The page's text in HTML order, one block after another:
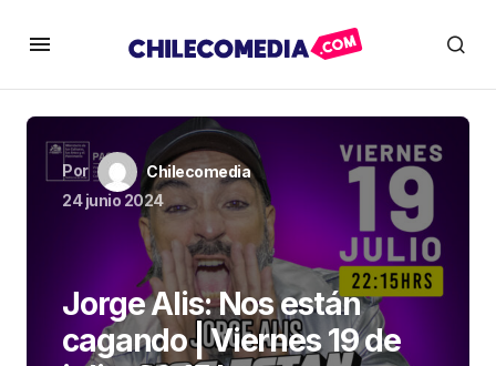
Por
Chilecomedia
24 junio 2024
Jorge Alis: Nos están
cagando | Viernes 19 de